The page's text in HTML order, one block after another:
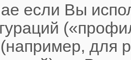
если Вы
для